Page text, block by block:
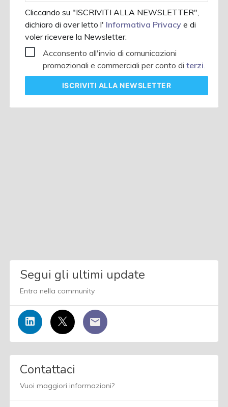
Cliccando su "ISCRIVITI ALLA NEWSLETTER",
dichiaro di aver letto l' Informativa Privacye di
voler ricevere la Newsletter.
Acconsento all'invio di comunicazioni
promozionali e commerciali per conto diterzi.
ISCRIVITI ALLA NEWSLETTER
Segui gli ultimi update
Entra nella community
Contattaci
Vuoi maggiori informazioni?